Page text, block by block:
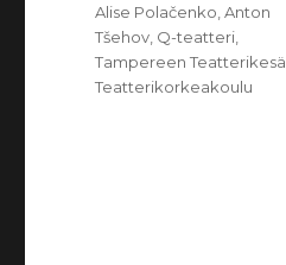
Avainsanat
Alise Polačenko ,Anton
Tšehov Q-teatteri
Tampereen Teatterikesä
Teatterikorkeakoulu